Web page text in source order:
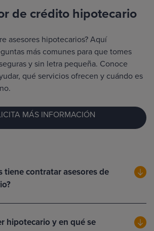
de crédito hipotecario
asesores hipotecarios? Aquí
más comunes para que tomes
y sin letra pequeña. Conoce
qué servicios ofrecen y cuándo es
MÁS INFORMACIÓN
tiene contratar asesores de
hipotecario y en qué se